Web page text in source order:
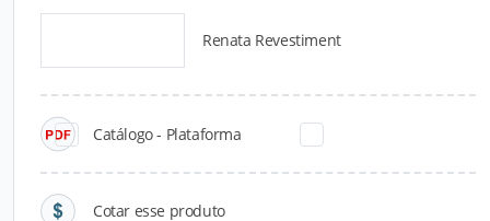
Renata Revestiment
Catálogo - Plataforma
Cotar esse produto
Catálogos para Download